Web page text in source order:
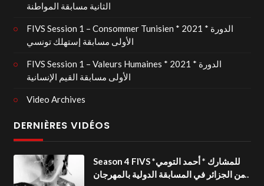
الثانية مسابقة المواطنة
FIVS Session 1 – Consommer Tunisien * 2021 * الدورة
الأولى مسابقة إستهلك تونسي
FIVS Session 1 – Valeurs Humaines * 2021 * الدورة
الأولى مسابقة القيم الإنسانية
Video Archives
DERNIÈRES VIDÉOS
Season 4 FIVS للمشارك * أحمد التومي*
من الجزائر في المسابقة الدولية بالمهرجان